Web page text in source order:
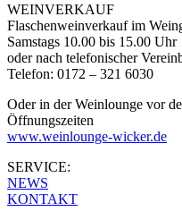
WEINVERKAUF
Flaschenweinverkauf im
Samstags 10.00 bis 15.00 Uhr
oder nach telefonischer
Telefon: 0172 – 321 6030
Oder in der Weinlounge vor
Öffnungszeiten
www.weinlounge-wicker.de
SERVICE:
NEWS
KONTAKT